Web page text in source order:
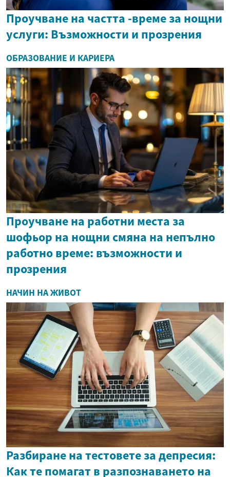
Проучване на частта -време за нощни
услуги: Възможности и прозрения
ОБРАЗОВАНИЕ И КАРИЕРА
Проучване на работни места за
шофьор на нощни смяна на непълно
работно време: възможности и
прозрения
НАЧИН НА ЖИВОТ
Разбиране на тестовете за депресия:
Как те помагат в разпознаването на